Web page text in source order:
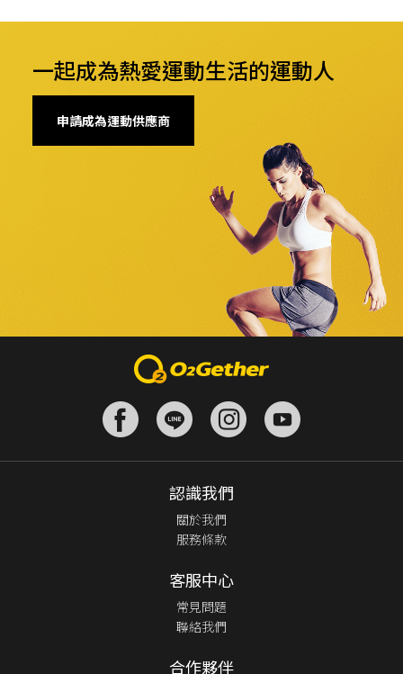
一起成為熱愛運動生活的運動人
申請成為運動供應商
認識我們
關於我們
服務條款
客服中心
常見問題
聯絡我們
合作夥伴